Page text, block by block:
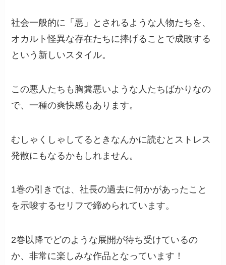
社会一般的に「悪」とされるような人物たちを、
オカルト怪異な存在たちに捧げることで成敗する
という新しいスタイル。
この悪人たちも胸糞悪いような人たちばかりなの
で、一種の爽快感もあります。
むしゃくしゃしてるときなんかに読むとストレス
発散にもなるかもしれません。
1巻の引きでは、社長の過去に何かがあったこと
を示唆するセリフで締められています。
2巻以降でどのような展開が待ち受けているの
か、非常に楽しみな作品となっています！